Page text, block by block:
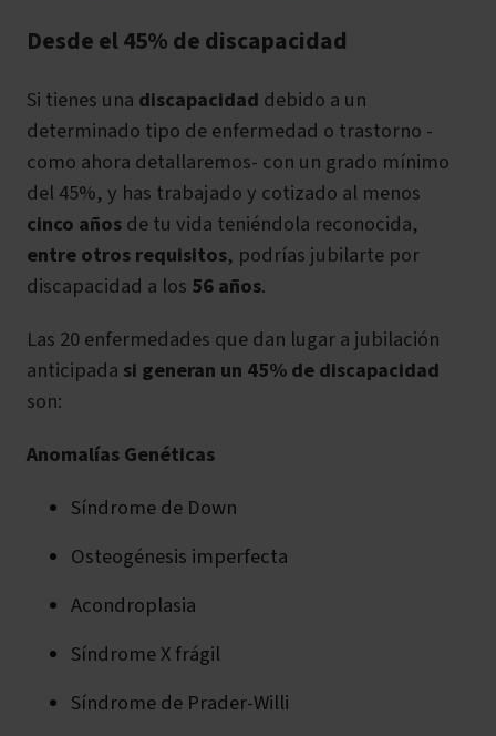
Desde el 45% de discapacidad
Si tienes una discapacidad debido a un
determinado tipo de enfermedad o trastorno -
como ahora detallaremos- con un grado mínimo
del 45%, y has trabajado y cotizado al menos
cinco añosde tu vida teniéndola reconocida,
entre otros requisitos, podrías jubilarte por
discapacidad a los 56 años.
Las 20 enfermedades que dan lugar a jubilación
anticipada si generan un 45% de discapacidad
son:
Anomalías Genéticas
Síndrome de Down
Osteogénesis imperfecta
Acondroplasia
Síndrome X frágil
Síndrome de Prader-Willi